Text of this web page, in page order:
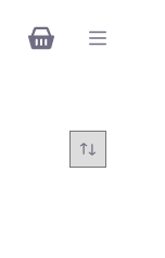
Winkelwagen